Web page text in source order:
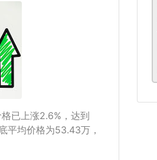
已上涨2.6%，达到
平均价格为53.43万，